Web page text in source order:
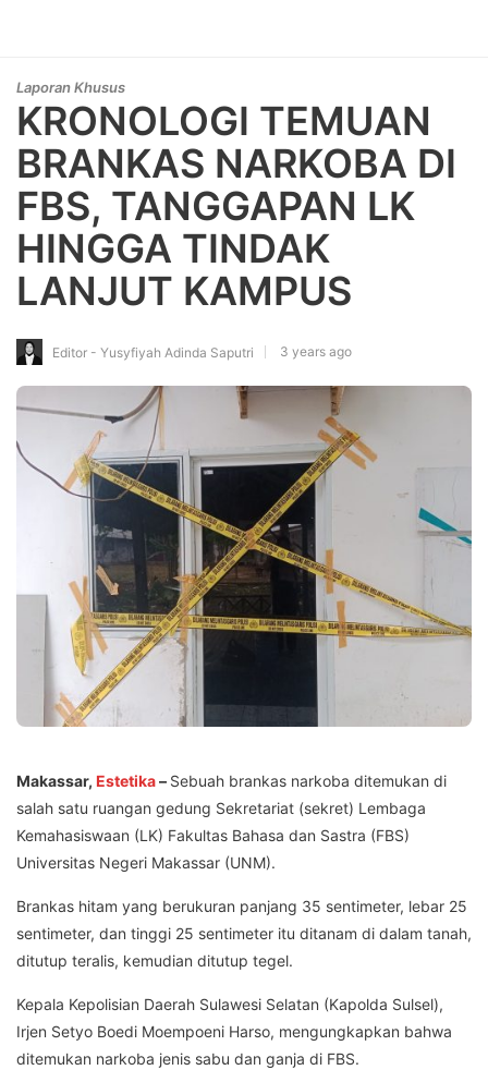
Laporan Khusus
KRONOLOGI TEMUAN
BRANKAS NARKOBA DI
FBS, TANGGAPAN LK
HINGGA TINDAK
LANJUT KAMPUS
Editor - Yusyfiyah Adinda Saputri 3 years ago
Makassar, Estetika– Sebuah brankas narkoba ditemukan di
salah satu ruangan gedung Sekretariat (sekret) Lembaga
Kemahasiswaan (LK) Fakultas Bahasa dan Sastra (FBS)
Universitas Negeri Makassar (UNM).
Brankas hitam yang berukuran panjang 35 sentimeter, lebar 25
sentimeter, dan tinggi 25 sentimeter itu ditanam di dalam tanah,
ditutup teralis, kemudian ditutup tegel.
Kepala Kepolisian Daerah Sulawesi Selatan (Kapolda Sulsel),
Irjen Setyo Boedi Moempoeni Harso, mengungkapkan bahwa
ditemukan narkoba jenis sabu dan ganja di FBS.